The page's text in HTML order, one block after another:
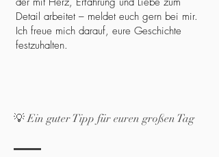
Detail arbeitet – meldet euch gern bei mir.
Ich freue mich darauf, eure Geschichte
festzuhalten.
💡 Ein guter Tipp für euren großen Tag